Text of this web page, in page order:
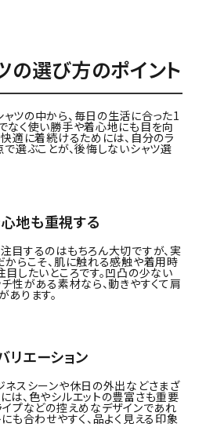
の選び方のポイント
ツの中から、毎日の生活に合った1
なく使い勝手や着心地にも目を向
快適に着続けるためには、自分のラ
選ぶことが、後悔しないシャツ選
地も重視する
目するのはもちろん大切ですが、実
らこそ、肌に触れる感触や着用時
したいところです。凹凸の少ない
性がある素材なら、動きやすくて肩
ります。
リエーション
ネスシーンや休日の外出などさまざ
は、色やシルエットの豊富さも重要
イプなどの控えめなデザインであれ
も合わせやすく、品よく見える印象